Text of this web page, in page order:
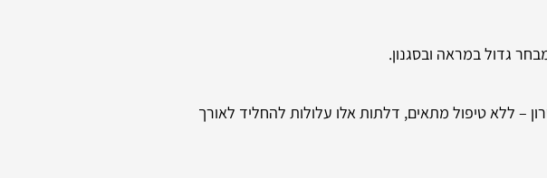
גדול במראה ובסגנון.
– ללא טיפול מתאים, דלתות אלו עלולות להחליד לאורך